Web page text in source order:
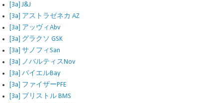
[3a] J&J
[3a] アストラゼネカ AZ
[3a] アッヴィAbv
[3a] グラクソ GSK
[3a] サノフィSan
[3a] ノバルティスNov
[3a] バイエルBay
[3a] ファイザーPFE
[3a] ブリストル BMS